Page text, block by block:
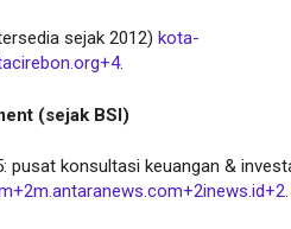
sejak 2012) kota-
+4.
(sejak BSI)
pusat konsultasi keuangan &
+2m.antaranews.com+2inews.id+2.